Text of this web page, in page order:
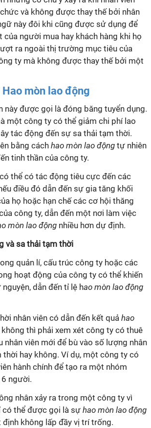
và không được thay thế bởi nhân
này đôi khi cũng được sử dụng để
người mua hay khách hàng khi họ
ra ngoài thị trường mục tiêu của
ty mà không được thay thế bởi một
Hao mòn lao động
này được gọi là đóng băng tuyển dụng.
một công ty có thể giảm chi phí lao
tác động đến sự sa thải tạm thời.
bằng cáchhao mòn lao động tự nhiên
tinh thần của công ty.
thể có tác động tiêu cực đến các
điều đó dẫn đến sự gia tăng khối
họ hoặc hạn chế các cơ hội thăng
công ty, dẫn đến một nơi làm việc
mòn lao động nhiều hơn dự định.
và sa thải tạm thời
quản lí, cấu trúc công ty hoặc các
hoạt động của công ty có thể khiến
dẫn đến tỉ lệ hao mòn lao động
nhân viên có dẫn đến kết quả hao
không thì phải xem xét công ty có thuê
nhân viên mới để bù vào số lượng nhân
thời hay không. Ví dụ, một công ty có
hành chính để tạo ra một nhóm
người.
nhân xảy ra trong một công ty vì
có thể được gọi là sự hao mòn lao động
định không lấp đầy vị trí trống.